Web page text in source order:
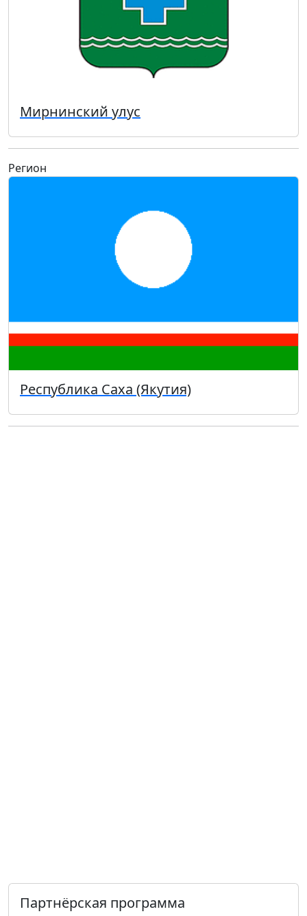
Мирнинский улус
Регион
Республика Саха (Якутия)
Партнёрская программа